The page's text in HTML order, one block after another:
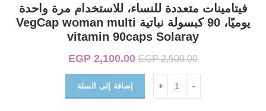
فيتامينات متعددة للنساء، للاستخدام مرة واحدة
يوميًا، 90 كبسولة نباتية VegCap woman multi
vitamin 90caps Solaray
EGP2,500.00
السعر الأصلي هو:
EGP 2,500.00.
EGP 2,100.00
إضافة إلى السلة